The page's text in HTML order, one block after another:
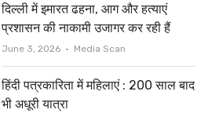
दिल्ली में इमारत ढहना, आग और हत्याएं
प्रशासन की नाकामी उजागर कर रही हैं
June 3, 2026 Author
Media Scan
हिंदी पत्रकारिता में महिलाएं : 200 साल बाद
भी अधूरी यात्रा